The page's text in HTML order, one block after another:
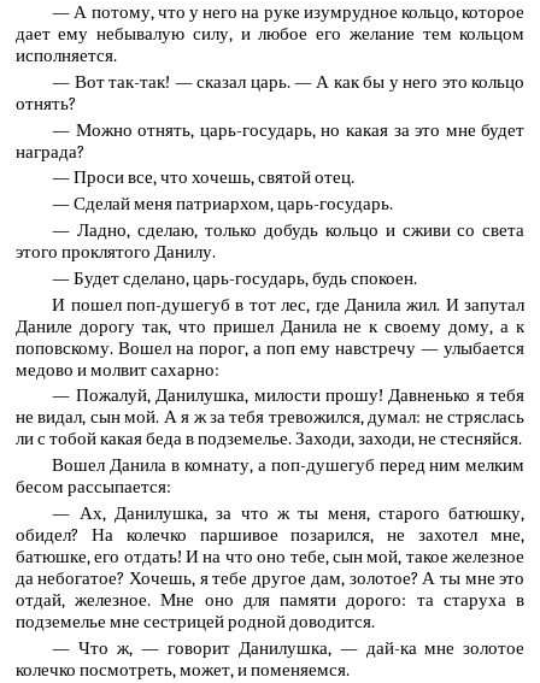
— А потому, что у него на руке изумрудное кольцо, которое
дает ему небывалую силу, и любое его желание тем кольцом
исполняется.
— Вот так-так! — сказал царь. — А как бы у него это кольцо
отнять?
— Можно отнять, царь-государь, но какая за это мне будет
награда?
— Проси все, что хочешь, святой отец.
— Сделай меня патриархом, царь-государь.
— Ладно, сделаю, только добудь кольцо и сживи со света
этого проклятого Данилу.
— Будет сделано, царь-государь, будь спокоен.
И пошел поп-душегуб в тот лес, где Данила жил. И запутал
Даниле дорогу так, что пришел Данила не к своему дому, а к
поповскому. Вошел на порог, а поп ему навстречу — улыбается
медово и молвит сахарно:
— Пожалуй, Данилушка, милости прошу! Давненько я тебя
не видал, сын мой. А я ж за тебя тревожился, думал: не стряслась
ли с тобой какая беда в подземелье. Заходи, заходи, не стесняйся.
Вошел Данила в комнату, а поп-душегуб перед ним мелким
бесом рассыпается:
— Ах, Данилушка, за что ж ты меня, старого батюшку,
обидел? На колечко паршивое позарился, не захотел мне,
батюшке, его отдать! И на что оно тебе, сын мой, такое железное
да небогатое? Хочешь, я тебе другое дам, золотое? А ты мне это
отдай, железное. Мне оно для памяти дорого: та старуха в
подземелье мне сестрицей родной доводится.
— Что ж, — говорит Данилушка, — дай-ка мне золотое
колечко посмотреть, может, и поменяемся.